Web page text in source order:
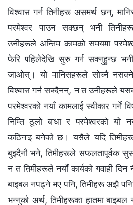
विश्‍वास गर्न तिनीहरू असमर्थ छन्,
परमेश्‍वर पाउन सक्छन् भनी
उनीहरूले अन्तिम कामको समयमा
फेरि पहिलेदेखि सुरु गर्न सक्नुहुन्छ
जाओस्। यो मानिसहरूले सोच्नै
विश्‍वास गर्न सक्दैनन्, न त उनीहरूले
परमेश्‍वरको नयाँ कामलाई स्वीकार गर्ने
निम्ति ठूलो बाधा र परमेश्‍वरको यो
कठिनाइ बनेको छ। यसैले यदि
बुझ्दैनौ भने, तिमीहरूले सफलतापूर्वक
न त तिमीहरूले नयाँ कार्यको गवाही
बाइबल नपढ्ने भए पनि, तिमीहरू अझै
भन्नुको अर्थ, तिमीहरूका हातमा बाइबल